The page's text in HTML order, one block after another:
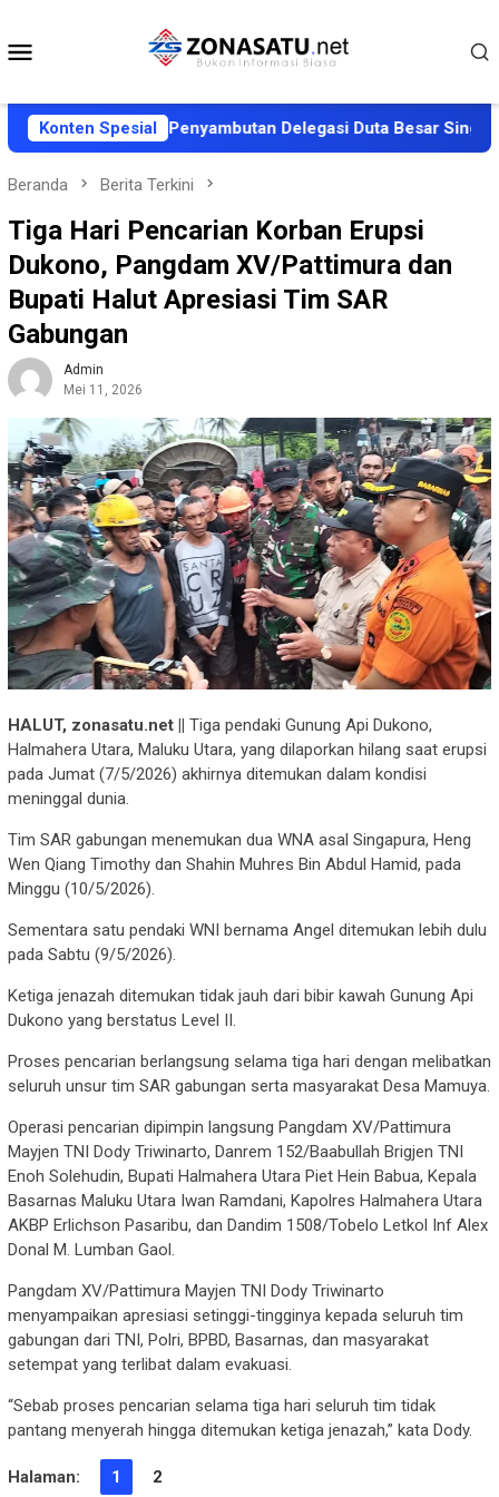
konten
Konten Spesial
Siapkan Penyambutan Delegasi Duta Besar Singapura
Beranda Berita Terkini
Tiga Hari Pencarian Korban Erupsi
Dukono, Pangdam XV/Pattimura dan
Bupati Halut Apresiasi Tim SAR
Gabungan
Admin
Mei 11, 2026
HALUT, zonasatu.net || Tiga pendaki Gunung Api Dukono,
Halmahera Utara, Maluku Utara, yang dilaporkan hilang saat erupsi
pada Jumat (7/5/2026) akhirnya ditemukan dalam kondisi
meninggal dunia.
Tim SAR gabungan menemukan dua WNA asal Singapura, Heng
Wen Qiang Timothy dan Shahin Muhres Bin Abdul Hamid, pada
Minggu (10/5/2026).
Sementara satu pendaki WNI bernama Angel ditemukan lebih dulu
pada Sabtu (9/5/2026).
Ketiga jenazah ditemukan tidak jauh dari bibir kawah Gunung Api
Dukono yang berstatus Level II.
Proses pencarian berlangsung selama tiga hari dengan melibatkan
seluruh unsur tim SAR gabungan serta masyarakat Desa Mamuya.
Operasi pencarian dipimpin langsung Pangdam XV/Pattimura
Mayjen TNI Dody Triwinarto, Danrem 152/Baabullah Brigjen TNI
Enoh Solehudin, Bupati Halmahera Utara Piet Hein Babua, Kepala
Basarnas Maluku Utara Iwan Ramdani, Kapolres Halmahera Utara
AKBP Erlichson Pasaribu, dan Dandim 1508/Tobelo Letkol Inf Alex
Donal M. Lumban Gaol.
Pangdam XV/Pattimura Mayjen TNI Dody Triwinarto
menyampaikan apresiasi setinggi-tingginya kepada seluruh tim
gabungan dari TNI, Polri, BPBD, Basarnas, dan masyarakat
setempat yang terlibat dalam evakuasi.
“Sebab proses pencarian selama tiga hari seluruh tim tidak
pantang menyerah hingga ditemukan ketiga jenazah,” kata Dody.
Halaman: 1 2